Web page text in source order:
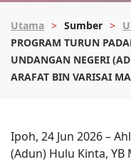
Utama Sumber
PROGRAM TURUN
UNDANGAN NEGERI
ARAFAT BIN VARISAI
Ipoh, 24 Jun 2026 –
(Adun) Hulu Kinta,